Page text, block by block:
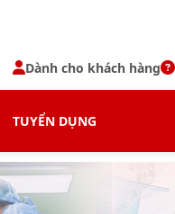
Dành cho khách hàng
TUYỂN DỤNG